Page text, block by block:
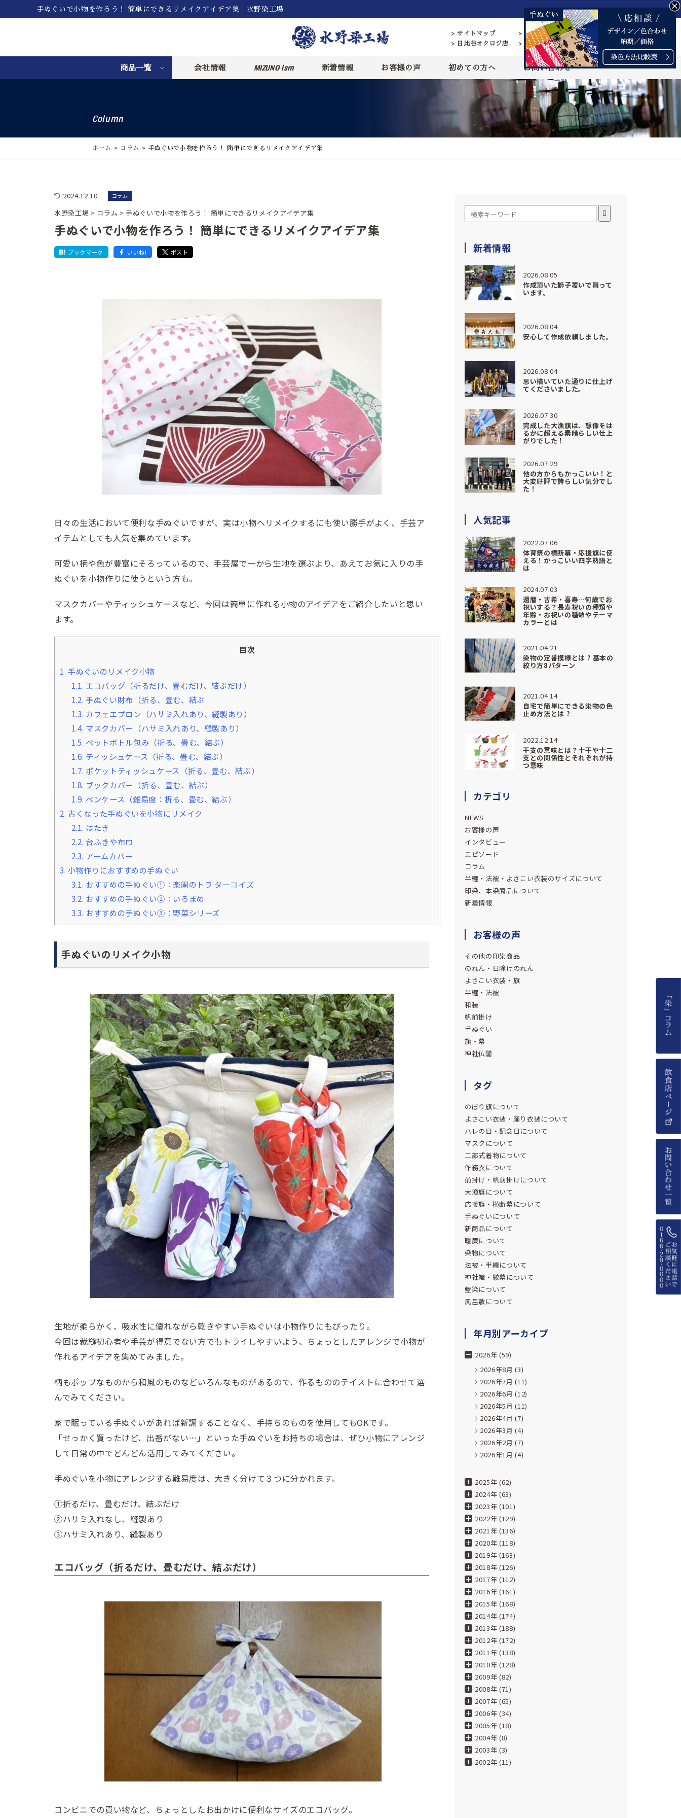
手ぬぐいで小物を作ろう！ 簡単にできるリメイクアイデア集｜水野染工場
> サイトマップ
> 営業日カレンダー
> 日比谷オクロジ店
> 藍染 結の杜
商品一覧 会社情報 MIZUNO ism 新着情報 お客様の声 初めての方へ お問い合わせ
Column
ホーム » コラム » 手ぬぐいで小物を作ろう！ 簡単にできるリメイクアイデア集
2024.12.10 コラム
水野染工場 > コラム >手ぬぐいで小物を作ろう！ 簡単にできるリメイクアイデア集
手ぬぐいで小物を作ろう！ 簡単にできるリメイクアイデア集
ブックマーク いいね! ポスト
日々の生活において便利な手ぬぐいですが、実は小物へリメイクするにも使い勝手がよく、手芸ア
イテムとしても人気を集めています。
可愛い柄や色が豊富にそろっているので、手芸屋で一から生地を選ぶより、あえてお気に入りの手
ぬぐいを小物作りに使うという方も。
マスクカバーやティッシュケースなど、今回は簡単に作れる小物のアイデアをご紹介したいと思い
ます。
目次
1. 手ぬぐいのリメイク小物
1.1. エコバッグ（折るだけ、畳むだけ、結ぶだけ）
1.2. 手ぬぐい財布（折る、畳む、結ぶ
1.3. カフェエプロン（ハサミ入れあり、縫製あり）
1.4. マスクカバー（ハサミ入れあり、縫製あり）
1.5. ペットボトル包み（折る、畳む、結ぶ）
1.6. ティッシュケース（折る、畳む、結ぶ）
1.7. ポケットティッシュケース（折る、畳む、結ぶ）
1.8. ブックカバー（折る、畳む、結ぶ）
1.9. ペンケース（難易度：折る、畳む、結ぶ）
2. 古くなった手ぬぐいを小物にリメイク
2.1. はたき
2.2. 台ふきや布巾
2.3. アームカバー
3. 小物作りにおすすめの手ぬぐい
3.1. おすすめの手ぬぐい①：楽園のトラ ターコイズ
3.2. おすすめの手ぬぐい②：いろまめ
3.3. おすすめの手ぬぐい③：野菜シリーズ
手ぬぐいのリメイク小物
生地が柔らかく、吸水性に優れながら乾きやすい手ぬぐいは小物作りにもぴったり。
今回は裁縫初心者や手芸が得意でない方でもトライしやすいよう、ちょっとしたアレンジで小物が
作れるアイデアを集めてみました。
柄もポップなものから和風のものなどいろんなものがあるので、作るもののテイストに合わせて選
んでみてください。
家で眠っている手ぬぐいがあれば新調することなく、手持ちのものを使用してもOKです。
「せっかく買ったけど、出番がない…」といった手ぬぐいをお持ちの場合は、ぜひ小物にアレンジ
して日常の中でどんどん活用してみてください。
手ぬぐいを小物にアレンジする難易度は、大きく分けて３つに分かれます。
①折るだけ、畳むだけ、結ぶだけ
②ハサミ入れなし、縫製あり
③ハサミ入れあり、縫製あり
エコバッグ（折るだけ、畳むだけ、結ぶだけ）
コンビニでの買い物など、ちょっとしたお出かけに便利なサイズのエコバッグ。
新着情報
2026.08.05
作成頂いた獅子覆いで舞って
います。
2026.08.04
安心して作成依頼しました。
2026.08.04
思い描いていた通りに仕上げ
てくださいました。
2026.07.30
完成した大漁旗は、想像をは
るかに超える素晴らしい仕上
がりでした！
2026.07.29
他の方からもかっこいい！と
大変好評で誇らしい気分でし
た！
人気記事
2022.07.06
体育祭の横断幕・応援旗に使
える！かっこいい四字熟語と
は
2024.07.03
還暦・古希・喜寿…何歳でお
祝いする？長寿祝いの種類や
年齢・お祝いの種類やテーマ
カラーとは
2021.04.21
染物の定番模様とは ? 基本の
絞り方8パターン
2021.04.14
自宅で簡単にできる染物の色
止め方法とは ?
2022.12.14
干支の意味とは？十干や十二
支との関係性とそれぞれが持
つ意味
カテゴリ
NEWS
お客様の声
インタビュー
エピソード
コラム
半纏・法被・よさこい衣装のサイズについて
印染、本染商品について
新着情報
お客様の声
その他の印染商品
のれん・日除けのれん
よさこい衣装・旗
半纏・法被
和装
帆前掛け
手ぬぐい
旗・幕
神社仏閣
タグ
のぼり旗について
よさこい衣装・踊り衣装について
ハレの日・記念日について
マスクについて
二部式着物について
作務衣について
前掛け・帆前掛けについて
大漁旗について
応援旗・横断幕について
手ぬぐいについて
新商品について
暖簾について
染物について
法被・半纏について
神社幟・紋幕について
藍染について
風呂敷について
年月別アーカイブ
2026年 (59)
2026年8月 (3)
2026年7月 (11)
2026年6月 (12)
2026年5月 (11)
2026年4月 (7)
2026年3月 (4)
2026年2月 (7)
2026年1月 (4)
2025年 (62)
2024年 (63)
2023年 (101)
2022年 (129)
2021年 (136)
2020年 (118)
2019年 (163)
2018年 (126)
2017年 (112)
2016年 (161)
2015年 (168)
2014年 (174)
2013年 (188)
2012年 (172)
2011年 (138)
2010年 (128)
2009年 (82)
2008年 (71)
2007年 (65)
2006年 (34)
2005年 (18)
2004年 (8)
2003年 (3)
2002年 (11)